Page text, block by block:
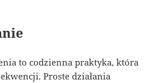
to codzienna praktyka, która
Proste działania